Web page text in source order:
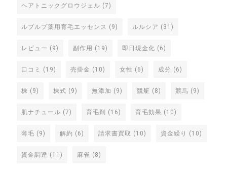
ヘアトニックグロウジェル (7)
ルプルプ薬用育毛エッセンス (9) ルルシア (31)
レビュー (9) 副作用 (19) 即日現金化 (6)
口コミ (19) 売掛金 (10) 女性 (6) 成分 (6)
株 (9) 株式 (9) 無添加 (9) 競艇 (8) 競馬 (9)
肌ナチュール (7) 育毛剤 (16) 育毛効果 (10)
薄毛 (9) 解約 (6) 請求書買取 (10) 資金繰り (10)
資金調達 (11) 麻雀 (8)